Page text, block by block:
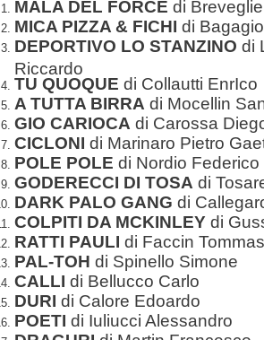
MALA DEL FORCE di
MICA PIZZA & FICHI di
DEPORTIVO LO STANZINO di
Riccardo
TU QUOQUE di Collautti EnrIco
A TUTTA BIRRA di Mocellin
GIO CARIOCA di Carossa
CICLONI di Marinaro Pietro
POLE POLE di Nordio Federico
GODERECCI DI TOSA di
DARK PALO GANG di
COLPITI DA MCKINLEY di
RATTI PAULI di Faccin
PAL-TOH di Spinello Simone
CALLI di Bellucco Carlo
DURI di Calore Edoardo
POETI di Iuliucci Alessandro